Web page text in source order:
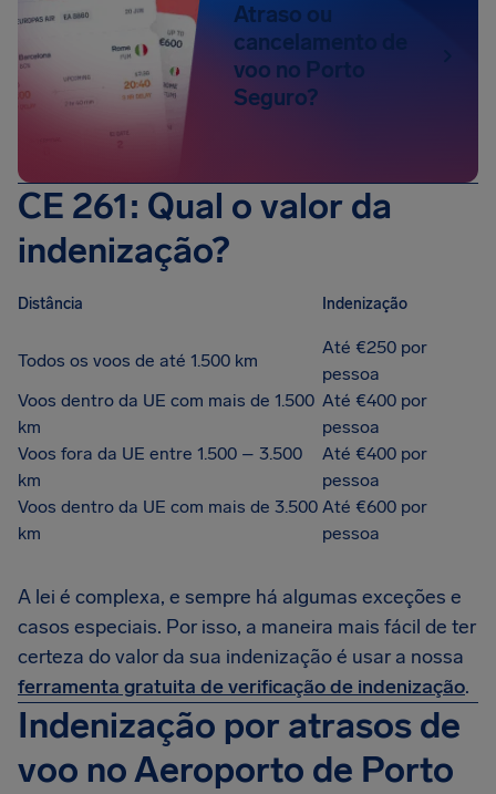
Atraso ou
cancelamento de
voo no Porto
Seguro?
CE 261: Qual o valor da
indenização?
Distância Indenização
Todos os voos de até 1.500 km
Até €250 por
pessoa
Voos dentro da UE com mais de 1.500
km
Até €400 por
pessoa
Voos fora da UE entre 1.500 – 3.500
km
Até €400 por
pessoa
Voos dentro da UE com mais de 3.500
km
Até €600 por
pessoa
A lei é complexa, e sempre há algumas exceções e
casos especiais. Por isso, a maneira mais fácil de ter
certeza do valor da sua indenização é usar a nossa
ferramenta gratuita de verificação de indenização.
Indenização por atrasos de
voo no Aeroporto de Porto